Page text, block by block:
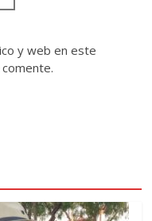
y web en este